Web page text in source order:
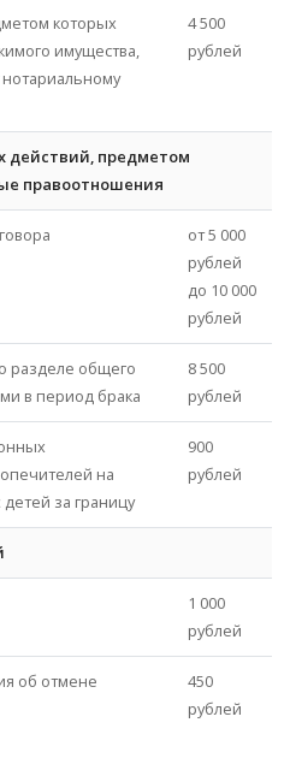
которых
имущества,
4 500
рублей
действий, предметом
правоотношения
от 5 000
рублей
до 10 000
рублей
разделе общего
в период брака
8 500
рублей
на
за границу
900
рублей
1 000
рублей
об отмене
450
рублей